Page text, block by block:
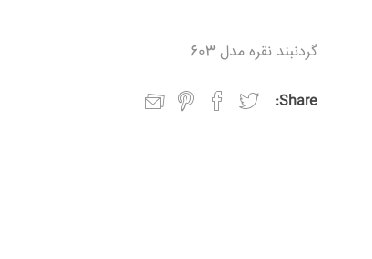
گردنبند نقره مدل 603
Share: